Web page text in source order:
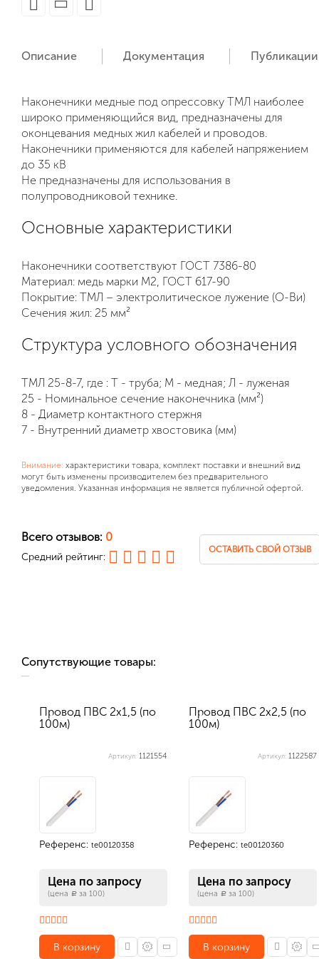
Описание Документация Публикации
Наконечники медные под опрессовку ТМЛ наиболее
широко применяющийся вид, предназначены для
оконцевания медных жил кабелей и проводов.
Наконечники применяются для кабелей напряжением
до 35 кВ
Не предназначены для использования в
полупроводниковой технике.
Основные характеристики
Наконечники соответствуют ГОСТ 7386-80
Материал: медь марки М2, ГОСТ 617-90
Покрытие: ТМЛ – электролитическое лужение (О-Ви)
Сечения жил: 25 мм²
Структура условного обозначения
ТМЛ 25-8-7, где : Т - труба; М - медная; Л - луженая
25 - Номинальное сечение наконечника (мм²)
8 - Диаметр контактного стержня
7 - Внутренний диаметр хвостовика (мм)
Внимание: характеристики товара, комплект поставки и внешний вид
могут быть изменены производителем без предварительного
уведомления. Указанная информация не является публичной офертой.
Всего отзывов: 0
Средний рейтинг:
ОСТАВИТЬ СВОЙ ОТЗЫВ
Сопутствующие товары:
Провод ПВС 2х1,5 (по
100м)
Артикул: 1121554
Референс: te00120358
Цена по запросу
(цена a за 100)
В корзину
Провод ПВС 2х2,5 (по
100м)
Артикул: 1122587
Референс: te00120360
Цена по запросу
(цена a за 100)
В корзину